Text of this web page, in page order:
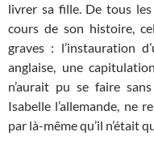
livrer sa fille. De tous
cours de son histoire,
graves : l’instauration
anglaise, une
n’aurait pu se faire
Isabelle l’allemande, ne
par là-même qu’il n’était